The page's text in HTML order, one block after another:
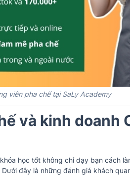
viên pha chế tại SaLy Academy
và kinh doanh
học tốt không chỉ dạy bạn cách
đây là những đánh giá khách